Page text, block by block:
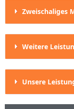
Zweischaliges
Weitere
Unsere